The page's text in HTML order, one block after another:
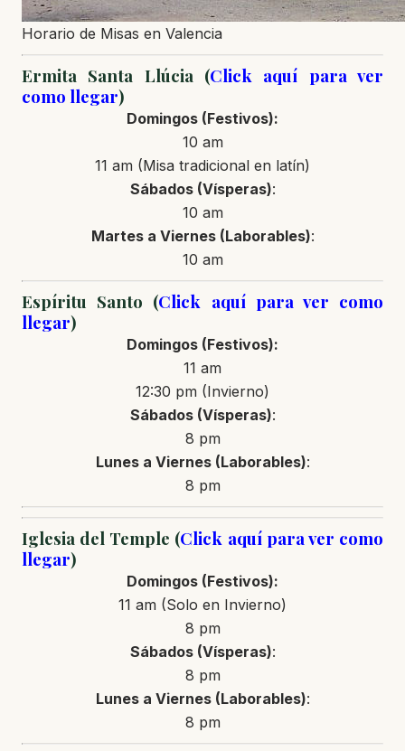
Horario de Misas en Valencia
Ermita Santa Llúcia (Click aquí para ver
como llegar)
Domingos (Festivos):
10 am
11 am (Misa tradicional en latín)
Sábados (Vísperas):
10 am
Martes a Viernes (Laborables):
10 am
Espíritu Santo (Click aquí para ver como
llegar)
Domingos (Festivos):
11 am
12:30 pm (Invierno)
Sábados (Vísperas):
8 pm
Lunes a Viernes (Laborables):
8 pm
Iglesia del Temple (Click aquí para ver como
llegar)
Domingos (Festivos):
11 am (Solo en Invierno)
8 pm
Sábados (Vísperas):
8 pm
Lunes a Viernes (Laborables):
8 pm